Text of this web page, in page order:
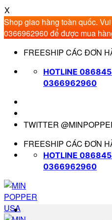
X
Shop giao hàng toàn quốc.
0366962960 để được mua
qua
FREESHIP CÁC ĐƠN
HOTLINE
0366962960
TWITTER
FREESHIP CÁC ĐƠN
HOTLINE
0366962960